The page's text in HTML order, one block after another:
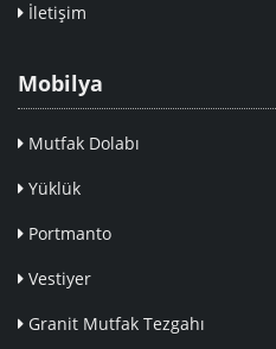
İletişim
Mobilya
Mutfak Dolabı
Yüklük
Portmanto
Vestiyer
Granit Mutfak Tezgahı